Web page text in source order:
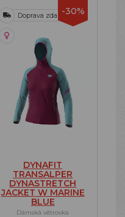
-30%
Doprava zdarma
DYNAFIT
TRANSALPER
DYNASTRETCH
JACKET W MARINE
BLUE
Dámská větrovka